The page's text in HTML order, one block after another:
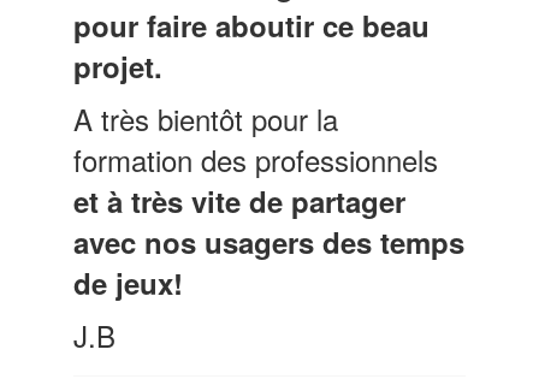
pour faire aboutir ce beau
projet.
A très bientôt pour la
formation des professionnels
et à très vite de partager
avec nos usagers des temps
de jeux!
J.B